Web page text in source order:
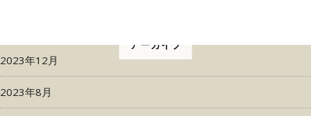
アーカイブ
2023年12月
2023年8月